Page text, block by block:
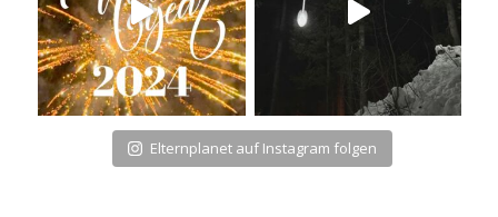
Elternplanet auf Instagram folgen